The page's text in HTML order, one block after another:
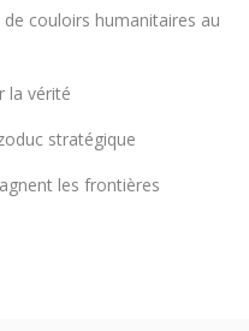
de couloirs humanitaires au
la vérité
stratégique
les frontières